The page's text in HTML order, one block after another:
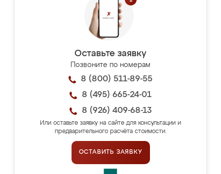
Оставьте заявку
Позвоните по номерам
8 (800) 511-89-55
8 (495) 665-24-01
8 (926) 409-68-13
Или оставьте заявку на сайте для консультации и
предварительного расчёта стоимости.
ОСТАВИТЬ ЗАЯВКУ